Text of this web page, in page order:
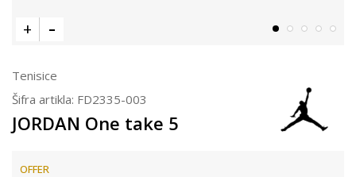
Tenisice
Šifra artikla: FD2335-003
JORDAN One take 5
OFFER